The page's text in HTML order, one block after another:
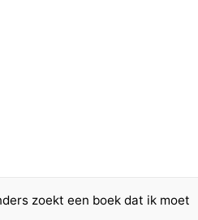
zoekt een boek dat ik moet